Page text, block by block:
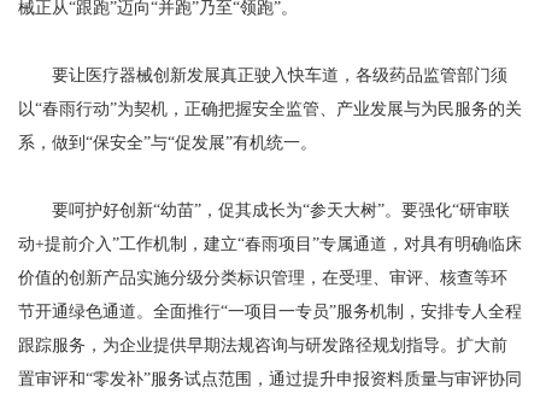
械正从“跟跑”迈向“并跑”乃至“领跑”。
要让医疗器械创新发展真正驶入快车道，各级药品监管部门须
以“春雨行动”为契机，正确把握安全监管、产业发展与为民服务的关
系，做到“保安全”与“促发展”有机统一。
要呵护好创新“幼苗”，促其成长为“参天大树”。要强化“研审联
动+提前介入”工作机制，建立“春雨项目”专属通道，对具有明确临床
价值的创新产品实施分级分类标识管理，在受理、审评、核查等环
节开通绿色通道。全面推行“一项目一专员”服务机制，安排专人全程
跟踪服务，为企业提供早期法规咨询与研发路径规划指导。扩大前
置审评和“零发补”服务试点范围，通过提升申报资料质量与审评协同